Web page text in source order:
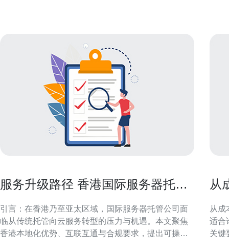
服务升级路径 香港国际服务器托管
引言：在香港乃至亚太区域，国际服务器托管公司面
临从传统托管向云服务转型的压力与机遇。本文聚焦
香港本地化优势、互联互通与合规要求，提出可操作
从
从成
适合
关键